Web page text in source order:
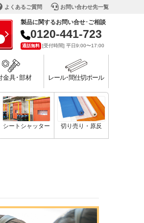
よくあるご質問 お問い合わせ先一覧
製品に関するお問い合せ･ご相談
0120-441-723
通話無料 [受付時間] 平日9:00〜17:00
金具･部材 レール･間仕切ポール
シートシャッター 切り売り・原反